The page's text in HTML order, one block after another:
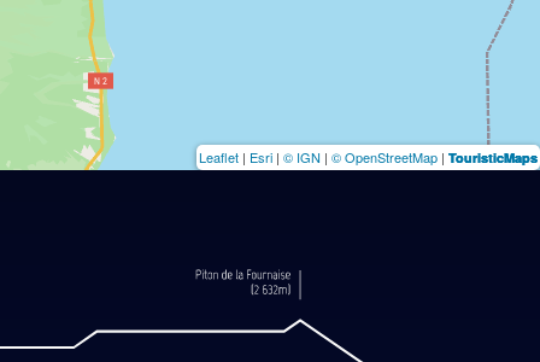
Leaflet | Esri | © IGN | © OpenStreetMap | TouristicMaps